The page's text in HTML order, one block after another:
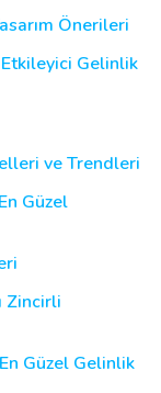
Önerileri
Gelinlik
ve Trendleri
Güzel
Zincirli
Güzel Gelinlik